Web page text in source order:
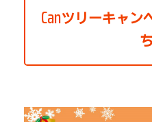
Canツリーキャン